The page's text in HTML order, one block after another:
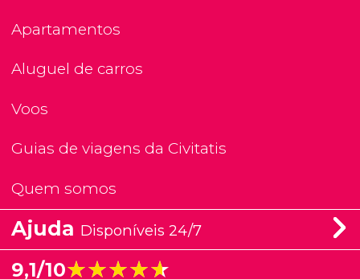
Apartamentos
Aluguel de carros
Voos
Guias de viagens da Civitatis
Quem somos
Ajuda Disponíveis 24/7
9,1/10★★★★★
★★★★★